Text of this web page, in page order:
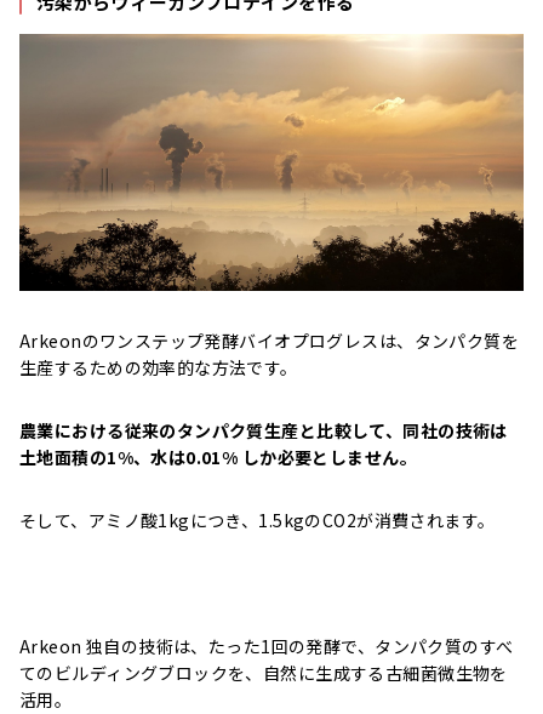
Arkeonのワンステップ発酵バイオプログレスは、タンパク質を
生産するための効率的な方法です。
農業における従来のタンパク質生産と比較して、同社の技術は
土地面積の1%、水は0.01% しか必要としません。
そして、アミノ酸1kgにつき、1.5kgのCO2が消費されます。
Arkeon 独自の技術は、たった1回の発酵で、タンパク質のすべ
てのビルディングブロックを、自然に生成する古細菌微生物を
活用。